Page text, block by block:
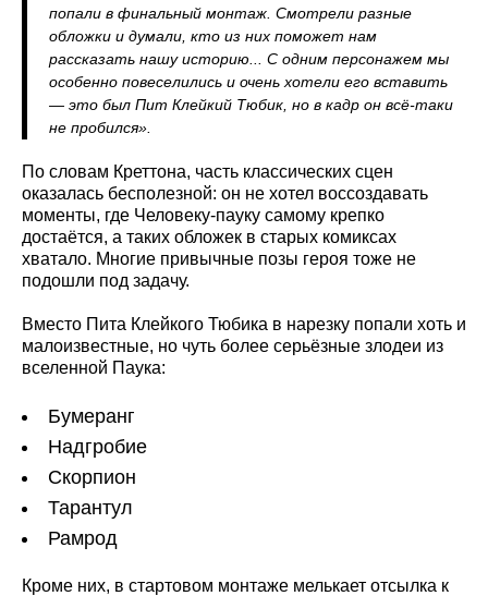
попали в финальный монтаж. Смотрели разные
обложки и думали, кто из них поможет нам
рассказать нашу историю... С одним персонажем мы
особенно повеселились и очень хотели его вставить
— это был Пит Клейкий Тюбик, но в кадр он всё-таки
не пробился».
По словам Креттона, часть классических сцен
оказалась бесполезной: он не хотел воссоздавать
моменты, где Человеку-пауку самому крепко
достаётся, а таких обложек в старых комиксах
хватало. Многие привычные позы героя тоже не
подошли под задачу.
Вместо Пита Клейкого Тюбика в нарезку попали хоть и
малоизвестные, но чуть более серьёзные злодеи из
вселенной Паука:
Бумеранг
Надгробие
Скорпион
Тарантул
Рамрод
Кроме них, в стартовом монтаже мелькает отсылка к